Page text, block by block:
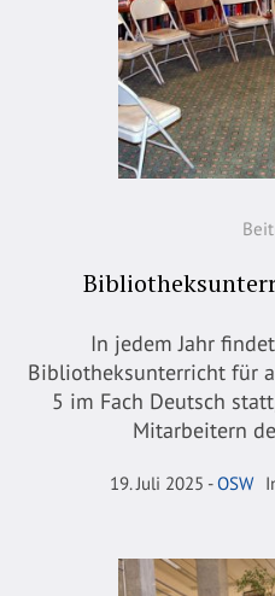
In jedem Jahr
Bibliotheksunterricht für
5 im Fach Deutsch
Mitarbeitern
19. Juli 2025 OSW